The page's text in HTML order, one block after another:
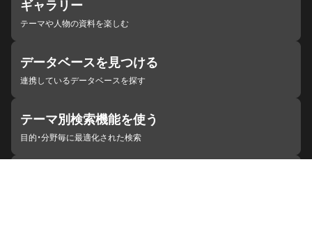
ギャラリー
テーマや人物の資料を楽しむ
データベースを見つける
連携しているデータベースを探す
テーマ別検索機能を使う
目的・分野毎に最適化された検索